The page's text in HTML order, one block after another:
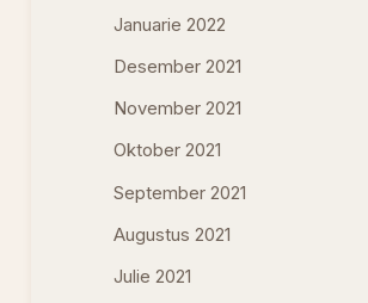
Januarie 2022
Desember 2021
November 2021
Oktober 2021
September 2021
Augustus 2021
Julie 2021